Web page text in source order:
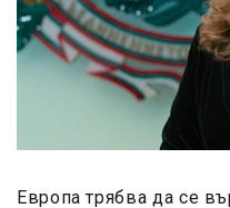
Европа трябва да се